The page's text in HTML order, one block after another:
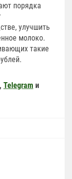
порядка
улучшить
молоко.
такие
, Telegram и